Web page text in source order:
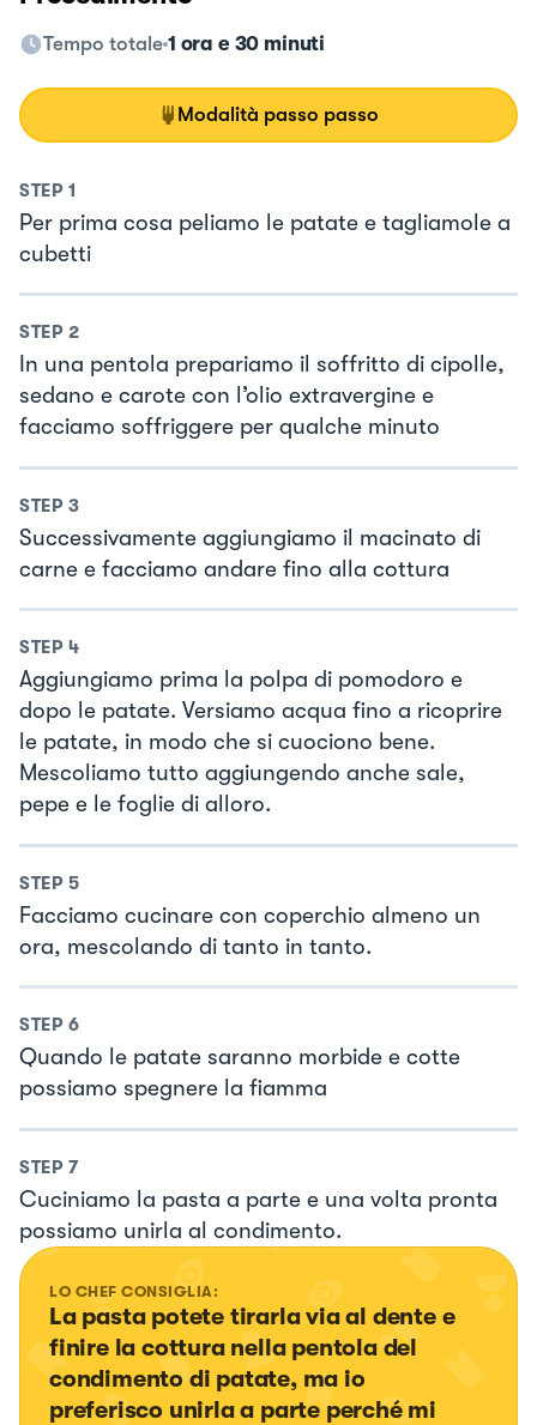
Tempo totale 1 ora e 30 minuti
Modalità passo passo
STEP 1
Per prima cosa peliamo le patate e tagliamole a
cubetti
STEP 2
In una pentola prepariamo il soffritto di cipolle,
sedano e carote con l’olio extravergine e
facciamo soffriggere per qualche minuto
STEP 3
Successivamente aggiungiamo il macinato di
carne e facciamo andare fino alla cottura
STEP 4
Aggiungiamo prima la polpa di pomodoro e
dopo le patate. Versiamo acqua fino a ricoprire
le patate, in modo che si cuociono bene.
Mescoliamo tutto aggiungendo anche sale,
pepe e le foglie di alloro.
STEP 5
Facciamo cucinare con coperchio almeno un
ora, mescolando di tanto in tanto.
STEP 6
Quando le patate saranno morbide e cotte
possiamo spegnere la fiamma
STEP 7
Cuciniamo la pasta a parte e una volta pronta
possiamo unirla al condimento.
LO CHEF CONSIGLIA:
La pasta potete tirarla via al dente e
finire la cottura nella pentola del
condimento di patate, ma io
preferisco unirla a parte perché mi